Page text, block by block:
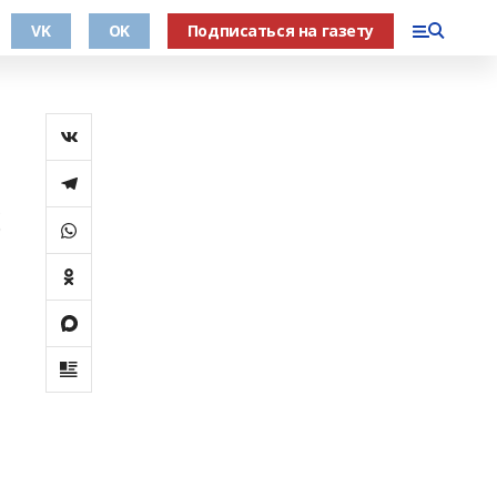
VK OK Подписаться на газету